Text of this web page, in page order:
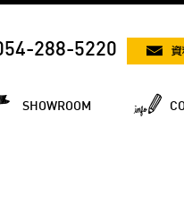
288-5220
SHOWROOM